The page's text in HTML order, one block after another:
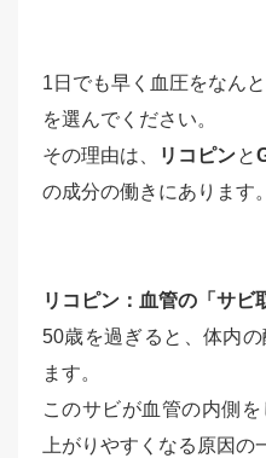
1日でも早く血圧をなん
を選んでください。
その理由は、
リコピンと
の成分の働きにあります。
リコピン：血管の「サビ
50歳を過ぎると、体内
ます。
このサビが血管の内側
上がりやすくなる原因の